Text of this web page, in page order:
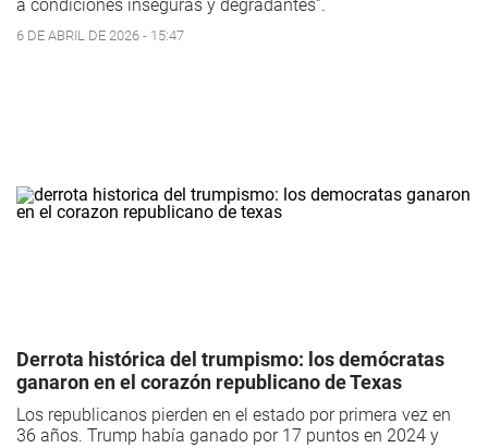
a condiciones inseguras y degradantes”.
6 DE ABRIL DE 2026 - 15:47
Derrota histórica del trumpismo: los demócratas
ganaron en el corazón republicano de Texas
Los republicanos pierden en el estado por primera vez en
36 años. Trump había ganado por 17 puntos en 2024 y